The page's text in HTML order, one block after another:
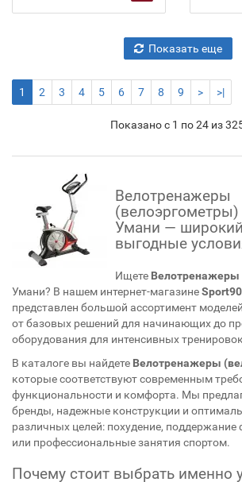
Показать еще
1 2 3 4 5 6 7 8 9 > >|
Показано с 1 по 24 из
Велотренажеры
(велоэргометры)
Умани —
выгодные
Ищете Велотренажеры
Умани? В нашем интернет-магазине
представлен большой ассортимент
от базовых решений для начинающих до
оборудования для интенсивных
В каталоге вы найдете Велотренажеры
которые соответствуют современным
функциональности и комфорта. Мы
бренды, надежные конструкции и
различных целей: похудение,
или профессиональные занятия спортом.
Почему стоит выбрать именно